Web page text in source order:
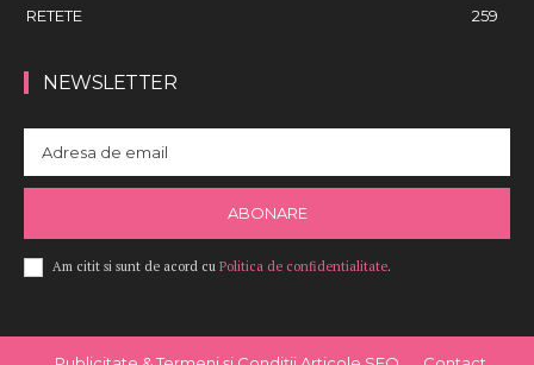
RETETE
259
NEWSLETTER
ABONARE
Am citit si sunt de acord cu Politica de confidentialitate.